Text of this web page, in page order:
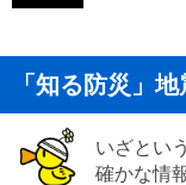
「知る防災」地
いざとい
確かな情